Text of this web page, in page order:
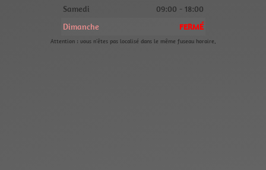
Samedi
09:00 - 18:00
Dimanche
FERMÉ
Attention : vous n'êtes pas localisé dans le même fuseau horaire.